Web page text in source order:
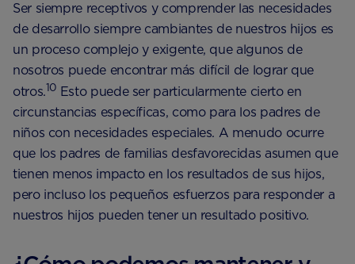
Ser siempre receptivos y comprender las necesidades
de desarrollo siempre cambiantes de nuestros hijos es
un proceso complejo y exigente, que algunos de
nosotros puede encontrar más difícil de lograr que
otros.10 Esto puede ser particularmente cierto en
circunstancias específicas, como para los padres de
niños con necesidades especiales. A menudo ocurre
que los padres de familias desfavorecidas asumen que
tienen menos impacto en los resultados de sus hijos,
pero incluso los pequeños esfuerzos para responder a
nuestros hijos pueden tener un resultado positivo.